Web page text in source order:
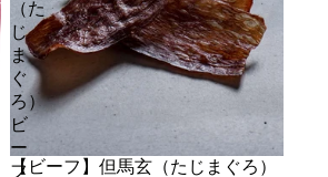
（た
じ
ま
ぐ
ろ）
ビ
ー
フ
【ビーフ】但馬玄（たじまぐろ）